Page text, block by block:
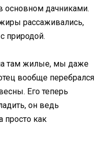
основном дачниками.
рассаживались,
природой.
там жилые, мы даже
вообще перебрался
Его теперь
он ведь
просто как